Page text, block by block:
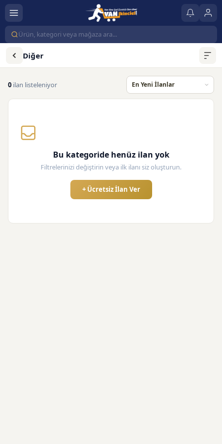
Diğer
0 ilan listeleniyor
Bu kategoride henüz ilan yok
Filtrelerinizi değiştirin veya ilk ilanı siz oluşturun.
+ Ücretsiz İlan Ver